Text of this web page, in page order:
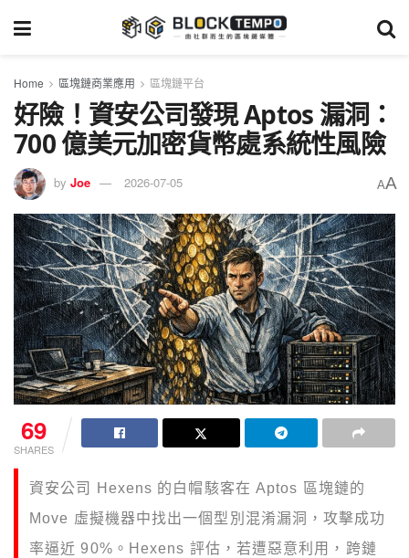
Home 區塊鏈商業應用 區塊鏈平台
好險！資安公司發現 Aptos 漏洞：
700 億美元加密貨幣處系統性風險
by Joe 2026-07-05 AA
69
SHARES
資安公司 Hexens 的白帽駭客在 Aptos 區塊鏈的
Move 虛擬機器中找出一個型別混淆漏洞，攻擊成功
率逼近 90%。Hexens 評估，若遭惡意利用，跨鏈